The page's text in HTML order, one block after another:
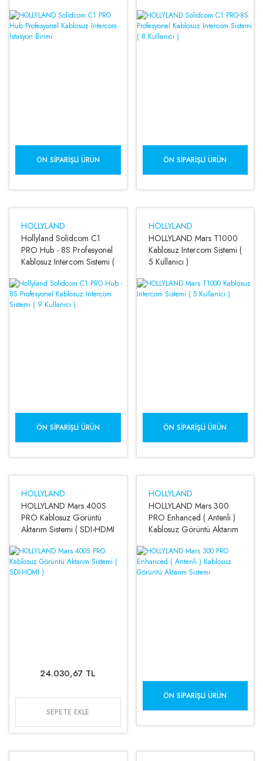
ÖN SIPARIŞLI ÜRÜN ÖN SIPARIŞLI ÜRÜN
HOLLYLAND
Hollyland Solidcom C1
PRO Hub - 8S Profesyonel
Kablosuz Intercom Sistemi (
ÖN SIPARIŞLI ÜRÜN
HOLLYLAND
HOLLYLAND Mars T1000
Kablosuz Intercom Sistemi (
5 Kullanıcı )
ÖN SIPARIŞLI ÜRÜN
HOLLYLAND
HOLLYLAND Mars 400S
PRO Kablosuz Görüntü
Aktarım Sistemi ( SDI-HDMI
24.030,67 TL
SEPETE EKLE
HOLLYLAND
HOLLYLAND Mars 300
PRO Enhanced ( Antenli )
Kablosuz Görüntü Aktarım
ÖN SIPARIŞLI ÜRÜN